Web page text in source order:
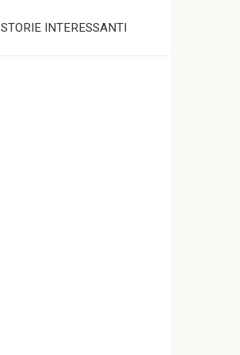
STORIE INTERESSANTI